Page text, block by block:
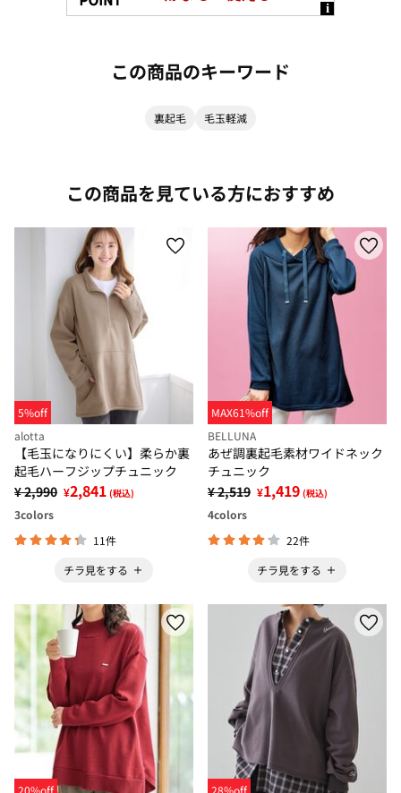
この商品のキーワード
裏起毛 毛玉軽減
この商品を見ている方におすすめ
5%off
alotta
【毛玉になりにくい】柔らか裏
起毛ハーフジップチュニック
¥ 2,990 ¥2,841 (税込)
3colors
11件
チラ見をする
MAX61%off
BELLUNA
あぜ調裏起毛素材ワイドネック
チュニック
¥ 2,519 ¥1,419 (税込)
4colors
22件
チラ見をする
20%off 28%off